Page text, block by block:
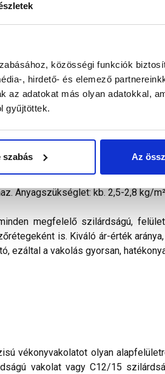
közösségi funkciók
, hirdető- és elemező
az adatokat más olyan adatokkal,
gyűjtöttek.
szabás Az
Kérjük, figyelmesen olvassa el!
bázisú, ﬁnomszemcsés
is a polisztirolos hőszigetelések
kötőanyagot,
színek egyaránt megtalálhatók,
Anyagszükséglet: kb. 2,5-2,8 kg/
megfelelő szilárdságú,
is. Kiváló ár-érték
ezáltal a vakolás gyorsan,
vékonyvakolatot olyan
vakolat vagy C12/15